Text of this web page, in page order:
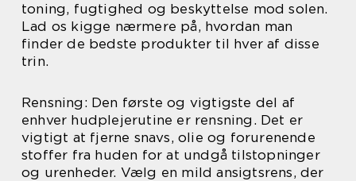
toning, fugtighed og beskyttelse mod solen.
Lad os kigge nærmere på, hvordan man
finder de bedste produkter til hver af disse
trin.
Rensning: Den første og vigtigste del af
enhver hudplejerutine er rensning. Det er
vigtigt at fjerne snavs, olie og forurenende
stoffer fra huden for at undgå tilstopninger
og urenheder. Vælg en mild ansigtsrens, der